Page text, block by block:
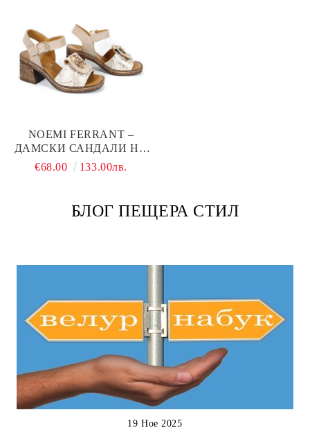
NOEMI FERRANT –
ДАМСКИ САНДАЛИ НА
ТОК ОТ ЕСТЕСТВЕНА
ПРИНТ
€68.00 133.00лв.
БЛОГ ПЕЩЕРА СТИЛ
19 Ное 2025